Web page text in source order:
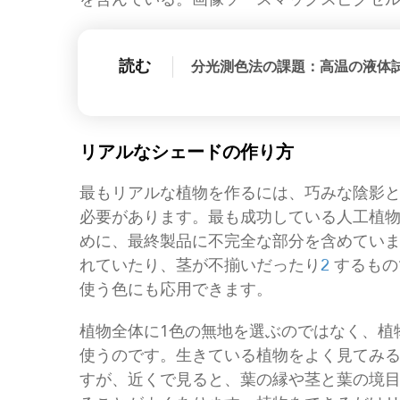
読む 分光測色法の課題：高温の液体
リアルなシェードの作り方
最もリアルな植物を作るには、巧みな陰影
必要があります。最も成功している人工植
めに、最終製品に不完全な部分を含めてい
れていたり、茎が不揃いだったり 2 するも
使う色にも応用できます。
植物全体に1色の無地を選ぶのではなく、
使うのです。生きている植物をよく見てみ
すが、近くで見ると、葉の縁や茎と葉の境